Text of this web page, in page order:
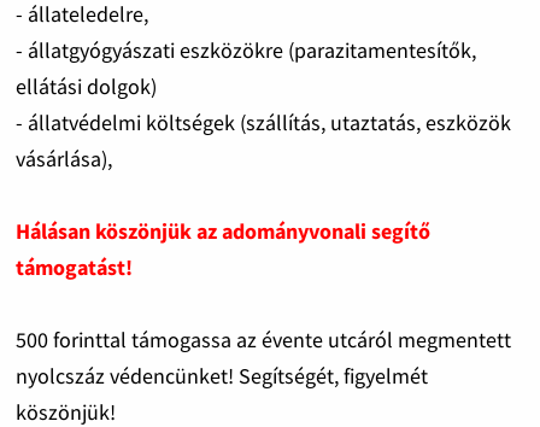
- állateledelre,
- állatgyógyászati eszközökre (parazitamentesítők,
ellátási dolgok)
- állatvédelmi költségek (szállítás, utaztatás, eszközök
vásárlása),
Hálásan köszönjük az adományvonali segítő
támogatást!
500 forinttal támogassa az évente utcáról megmentett
nyolcszáz védencünket! Segítségét, figyelmét
köszönjük!